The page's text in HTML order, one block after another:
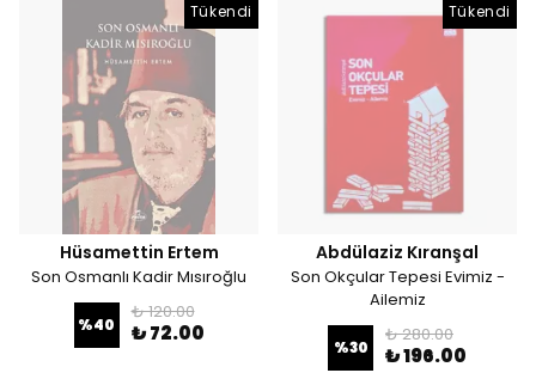
Tükendi
Hüsamettin Ertem
Son Osmanlı Kadir Mısıroğlu
%40
₺ 120.00
₺ 72.00
Tükendi
Abdülaziz Kıranşal
Son Okçular Tepesi Evimiz -
Ailemiz
%30
₺ 280.00
₺ 196.00